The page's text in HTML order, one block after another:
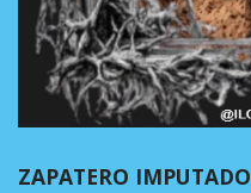
ZAPATERO IMPUTADO